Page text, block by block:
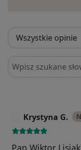
Szukaj w opiniach
Krystyna G.
Pan Wiktor